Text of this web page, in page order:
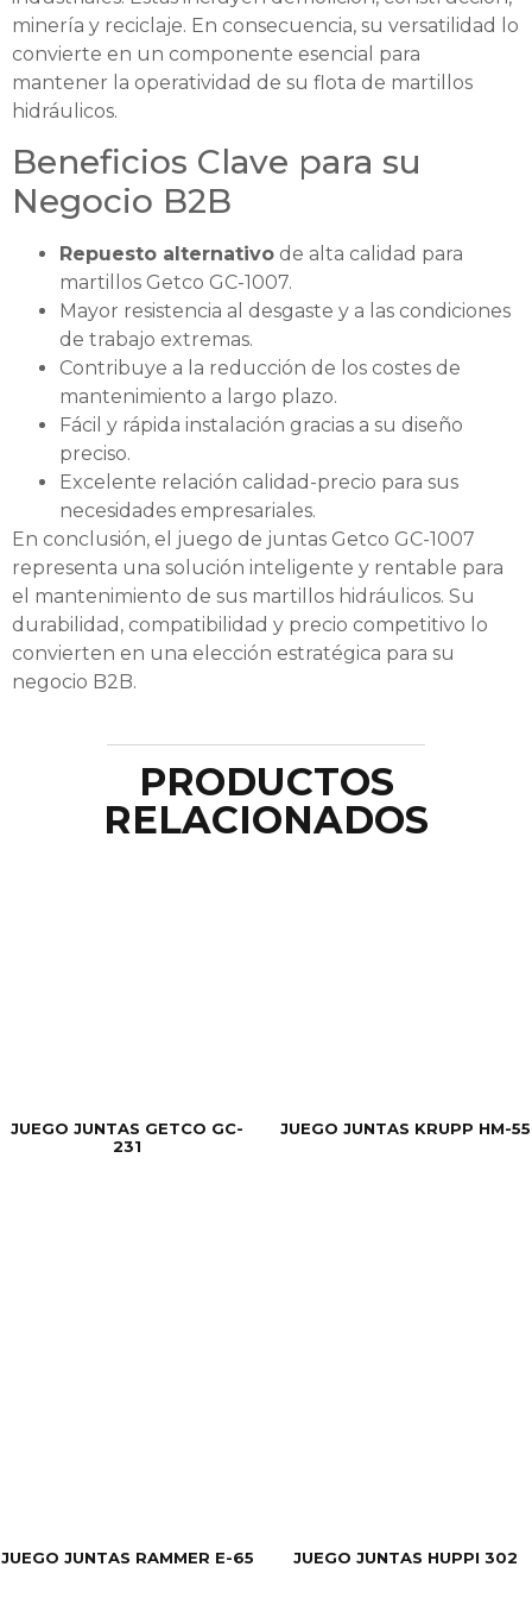
minería y reciclaje. En consecuencia, su versatilidad lo
convierte en un componente esencial para
mantener la operatividad de su flota de martillos
hidráulicos.
Beneficios Clave para su
Negocio B2B
Repuesto alternativo de alta calidad para
martillos Getco GC-1007.
Mayor resistencia al desgaste y a las condiciones
de trabajo extremas.
Contribuye a la reducción de los costes de
mantenimiento a largo plazo.
Fácil y rápida instalación gracias a su diseño
preciso.
Excelente relación calidad-precio para sus
necesidades empresariales.
En conclusión, el juego de juntas Getco GC-1007
representa una solución inteligente y rentable para
el mantenimiento de sus martillos hidráulicos. Su
durabilidad, compatibilidad y precio competitivo lo
convierten en una elección estratégica para su
negocio B2B.
PRODUCTOS
RELACIONADOS
JUEGO JUNTAS GETCO GC-
231
JUEGO JUNTAS KRUPP HM-55
JUEGO JUNTAS RAMMER E-65 JUEGO JUNTAS HUPPI 302